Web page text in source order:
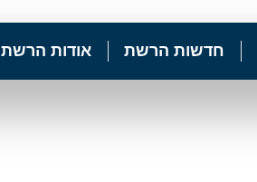
חדשות הרשת אודות הרשת